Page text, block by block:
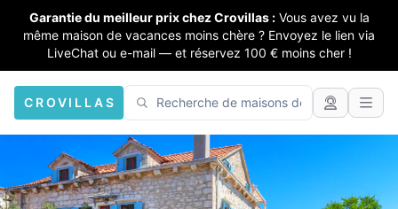
Garantie du meilleur prix chez Crovillas : Vous avez vu la
même maison de vacances moins chère ? Envoyez le lien via
LiveChat ou e-mail — et réservez 100 € moins cher !
CROVILLAS